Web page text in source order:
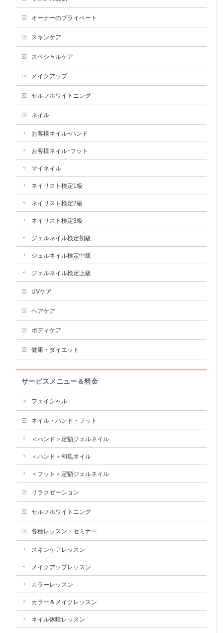
オーナーのプライベート
スキンケア
スペシャルケア
メイクアップ
セルフホワイトニング
ネイル
お客様ネイルｰハンド
お客様ネイルｰフット
マイネイル
ネイリスト検定1級
ネイリスト検定2級
ネイリスト検定3級
ジェルネイル検定初級
ジェルネイル検定中級
ジェルネイル検定上級
UVケア
ヘアケア
ボディケア
健康・ダイエット
サービスメニュー＆料金
フェイシャル
ネイル・ハンド・フット
＜ハンド＞定額ジェルネイル
＜ハンド＞和風ネイル
＜フット＞定額ジェルネイル
リラクゼーション
セルフホワイトニング
各種レッスン・セミナー
スキンケアレッスン
メイクアップレッスン
カラーレッスン
カラー＆メイクレッスン
ネイル体験レッスン